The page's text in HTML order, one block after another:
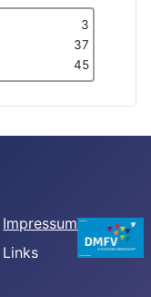
3
37
45
Impressum
Links